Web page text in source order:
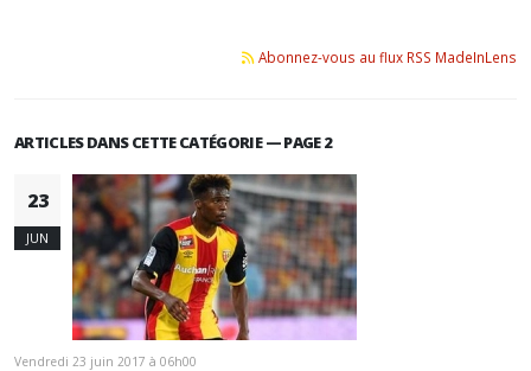
Abonnez-vous au flux RSS MadeInLens
ARTICLES DANS CETTE CATÉGORIE — PAGE 2
23
JUN
Vendredi 23 juin 2017 à 06h00